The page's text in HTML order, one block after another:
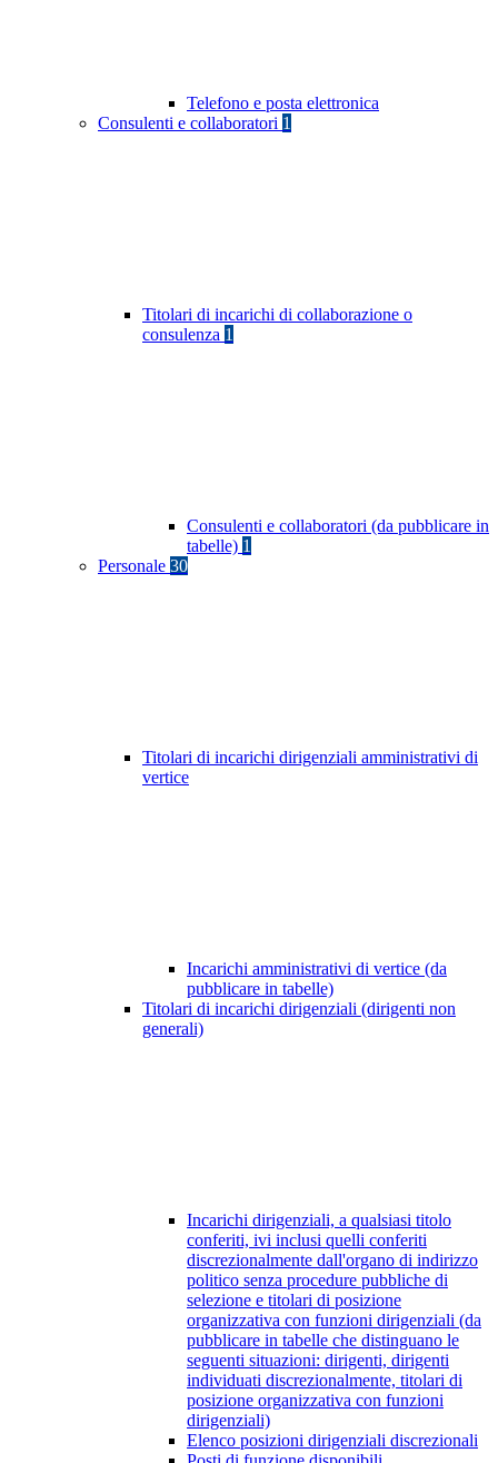
Telefono e posta elettronica
Consulenti e collaboratori 1
Titolari di incarichi di collaborazione o
consulenza 1
Consulenti e collaboratori (da pubblicare in
tabelle) 1
Personale 30
Titolari di incarichi dirigenziali amministrativi di
vertice
Incarichi amministrativi di vertice (da
pubblicare in tabelle)
Titolari di incarichi dirigenziali (dirigenti non
generali)
Incarichi dirigenziali, a qualsiasi titolo
conferiti, ivi inclusi quelli conferiti
discrezionalmente dall'organo di indirizzo
politico senza procedure pubbliche di
selezione e titolari di posizione
organizzativa con funzioni dirigenziali (da
pubblicare in tabelle che distinguano le
seguenti situazioni: dirigenti, dirigenti
individuati discrezionalmente, titolari di
posizione organizzativa con funzioni
dirigenziali)
Elenco posizioni dirigenziali discrezionali